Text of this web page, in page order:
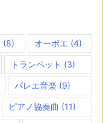
(8) オーボエ (4)
トランペット (3)
バレエ音楽 (9)
ピアノ協奏曲 (11)